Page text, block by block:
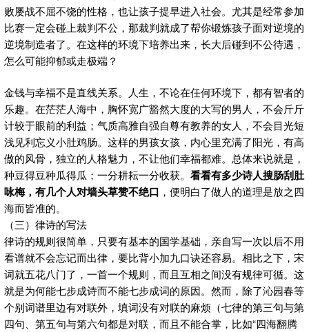
败屡战不屈不饶的性格，也让孩子提早进入社会。尤其是经常参加
比赛一定会碰上裁判不公，那裁判就成了帮你锻炼孩子面对逆境的
逆境制造者了。在这样的环境下培养出来，长大后碰到不公待遇，
怎么可能抑郁或走极端？
金钱与幸福不是直线关系。人生，不论在任何环境下，都有智者的
乐趣。在茫茫人海中，胸怀宽广豁然大度的大写的男人，不会斤斤
计较于眼前的利益；气质高雅自强自尊有教养的女人，不会目光短
浅见利忘义小肚鸡肠。这样的男孩女孩，内心里充满了阳光，有高
傲的风骨，独立的人格魅力，不让他们幸福都难。总体来说就是，
种豆得豆种瓜得瓜；一分耕耘一分收获。 看看有多少诗人搜肠刮肚
咏梅，有几个人对墙头草赞不绝口 ，便明白了做人的道理是放之四
海而皆准的。
（三）律诗的写法
律诗的规则很简单，只要有基本的国学基础，亲自写一次以后不用
看谱就不会忘记而出律，要比背小加九口诀还容易。相比之下，宋
词就五花八门了，一首一个规则，而且互相之间没有规律可循。这
就是为何能七步成诗而不能七步成词的原因。然而，除了沁园春等
个别词谱里边有对联外，填词没有对联的麻烦（七律的第三句与第
四句、第五句与第六句都是对联，而且不能合掌，比如“四海翻腾